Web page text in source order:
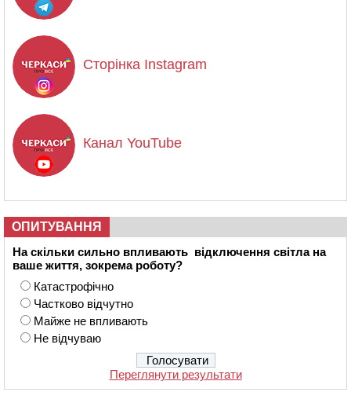
Сторінка Instagram
Канал YouTube
ОПИТУВАННЯ
На скільки сильно впливають відключення світла на
ваше життя, зокрема роботу?
Катастрофічно
Частково відчутно
Майже не впливають
Не відчуваю
Переглянути результати